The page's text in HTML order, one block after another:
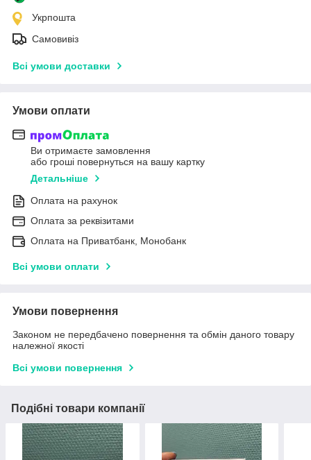
Укрпошта
Самовивіз
Всі умови доставки
Умови оплати
Ви отримаєте замовлення
або гроші повернуться на вашу картку
Детальніше
Оплата на рахунок
Оплата за реквізитами
Оплата на Приватбанк, Монобанк
Всі умови оплати
Умови повернення
Законом не передбачено повернення та обмін даного товару
належної якості
Всі умови повернення
Подібні товари компанії